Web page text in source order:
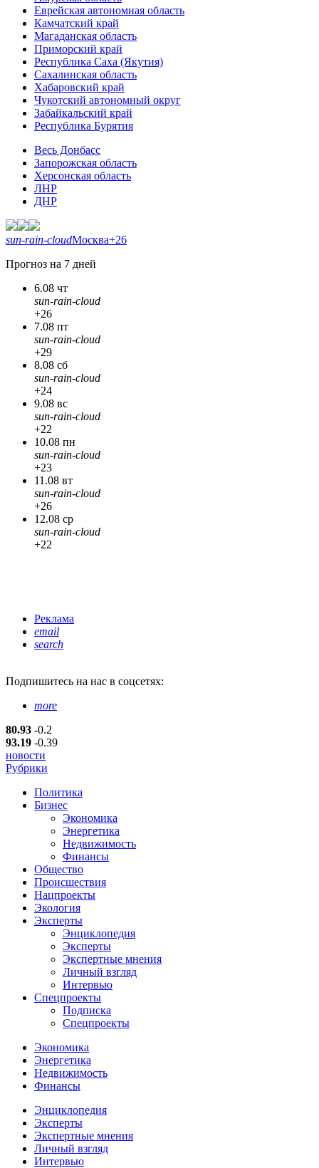
Еврейская автономная область
Камчатский край
Магаданская область
Приморский край
Республика Саха (Якутия)
Сахалинская область
Хабаровский край
Чукотский автономный округ
Забайкальский край
Республика Бурятия
Весь Донбасс
Запорожская область
Херсонская область
ЛНР
ДНР
sun-rain-cloudМосква+26
Прогноз на 7 дней
6.08 чт
sun-rain-cloud
+26
7.08 пт
sun-rain-cloud
+29
8.08 сб
sun-rain-cloud
+24
9.08 вс
sun-rain-cloud
+22
10.08 пн
sun-rain-cloud
+23
11.08 вт
sun-rain-cloud
+26
12.08 ср
sun-rain-cloud
+22
Реклама
email
search
Подпишитесь на нас в соцсетях:
more
80.93 -0.2
93.19 -0.39
новости
Рубрики
Политика
Бизнес
Экономика
Энергетика
Недвижимость
Финансы
Общество
Происшествия
Нацпроекты
Экология
Эксперты
Энциклопедия
Эксперты
Экспертные мнения
Личный взгляд
Интервью
Спецпроекты
Подписка
Спецпроекты
Экономика
Энергетика
Недвижимость
Финансы
Энциклопедия
Эксперты
Экспертные мнения
Личный взгляд
Интервью